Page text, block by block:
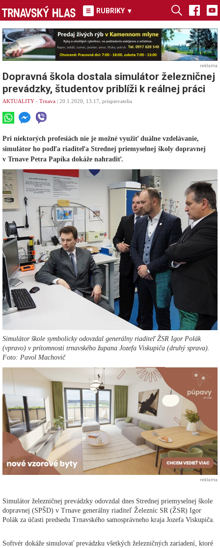
RUBRIKY ▾
reklama
Dopravná škola dostala simulátor železničnej
prevádzky, študentov priblíži k reálnej práci
AKTUALITY - Trnava | 20.1.2020, 13.17, prispievatelia
Pri niektorých profesiách nie je možné využiť duálne vzdelávanie,
simulátor ho podľa riaditeľa Strednej priemyselnej školy dopravnej
v Trnave Petra Papíka dokáže nahradiť.
Simulátor škole symbolicky odovzdal generálny riaditeľ ŽSR Igor Polák
(vpravo) v prítomnosti trnavského župana Jozefa Viskupiča (druhý sprava).
Foto: Pavol Machovič
reklama
Simulátor železničnej prevádzky odovzdal dnes Strednej priemyselnej škole
dopravnej (SPŠD) v Trnave generálny riaditeľ Železníc SR (ŽSR) Igor
Polák za účasti predsedu Trnavského samosprávneho kraja Jozefa Viskupiča.
Softvér dokáže simulovať prevádzku všetkých železničných zariadení, ktoré